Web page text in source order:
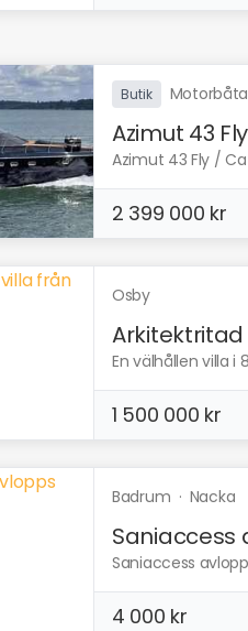
Butik
Azimut 43
Azimut 43 Fly /
2 399 000 kr
Osby
Arkitektritad
En välhållen villa
1 500 000 kr
Badrum · Nacka
Saniaccess
Saniaccess
4 000 kr